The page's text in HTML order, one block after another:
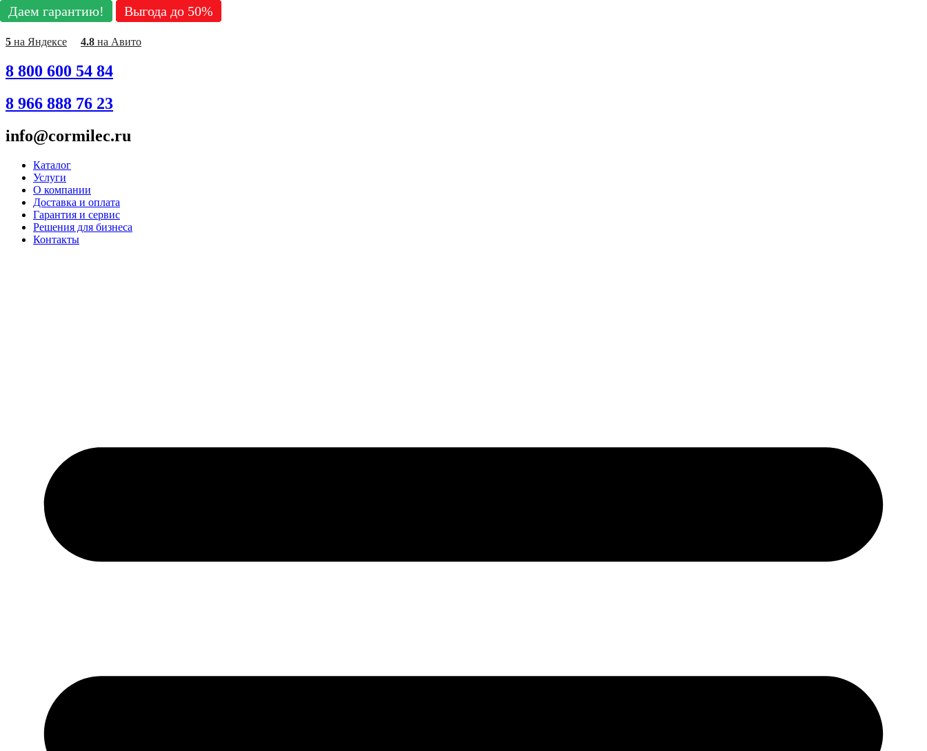
Перейти
к
содержимому
5 на Яндексе 4.8 на Авито
8 800 600 54 84
8 966 888 76 23
info@cormilec.ru
Каталог
Услуги
О компании
Доставка и оплата
Гарантия и сервис
Решения для бизнеса
Контакты
Даем гарантию! Выгода до 50%
Даем гарантию! Выгода до 50%
Даем гарантию! Выгода до 50%
Даем гарантию! Выгода до 50%
Даем гарантию! Выгода до 50%
Даем гарантию! Выгода до 50%
Даем гарантию! Выгода до 50%
Даем гарантию! Выгода до 50%
Даем гарантию! Выгода до 50%